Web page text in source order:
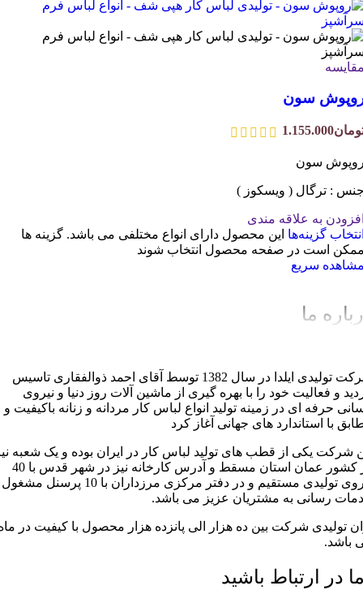
سون
1.155.000
سون
: ترگال ( ویسکوز )
به علاقه مندی
گزینه‌ها این محصول دارای انواع مختلفی می باشد. گزینه ها
است در صفحه محصول انتخاب شوند
سریع
ما
شرکت تولیدی ایلدا در سال 1382 توسط آقای احمد ذوالفقاری تاسیس
و فعالیت خود را با بهره گیری از ماشین آلات روز دنیا و نیروی
حرفه ای در زمینه تولید انواع لباس کار مردانه و زنانه باکیفیت و
با استاندارد های جهانی آغاز کرد
شرکت یکی از قطب های تولید لباس کار در ایران بوده و یک شعبه
در کشور عمان استان مسقط و آدرس کارخانه نیز در شهر قدس با 40
نیروی تولیدی مستقیم و در دفتر مرکزی مرزداران با 10 پرسنل مشغول
رسانی به مشتریان عزیز می باشد.
تولیدی شرکت بین ده هزار الی پانزده هزار محصول با کیفیت در
باشد.
در ارتباط باشید